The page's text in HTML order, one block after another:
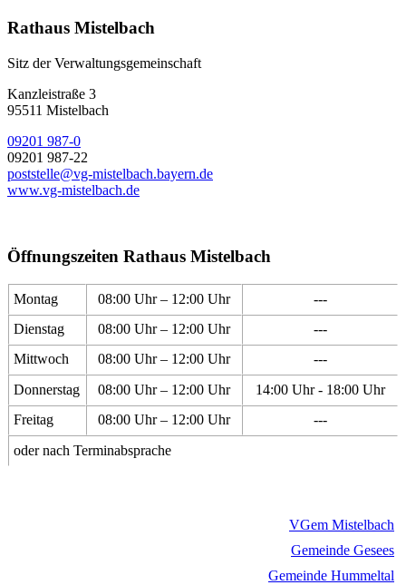
Rathaus Mistelbach
Sitz der Verwaltungsgemeinschaft
Kanzleistraße 3
95511 Mistelbach
09201 987-0
09201 987-22
poststelle@vg-mistelbach.bayern.de
www.vg-mistelbach.de
Öffnungszeiten Rathaus Mistelbach
Montag 08:00 Uhr – 12:00 Uhr
---
Dienstag
08:00 Uhr – 12:00 Uhr
---
Mittwoch
08:00 Uhr – 12:00 Uhr
---
Donnerstag
08:00 Uhr – 12:00 Uhr
14:00 Uhr - 18:00 Uhr
Freitag
08:00 Uhr – 12:00 Uhr
---
oder nach Terminabsprache
VGem Mistelbach
Gemeinde Gesees
Gemeinde Hummeltal